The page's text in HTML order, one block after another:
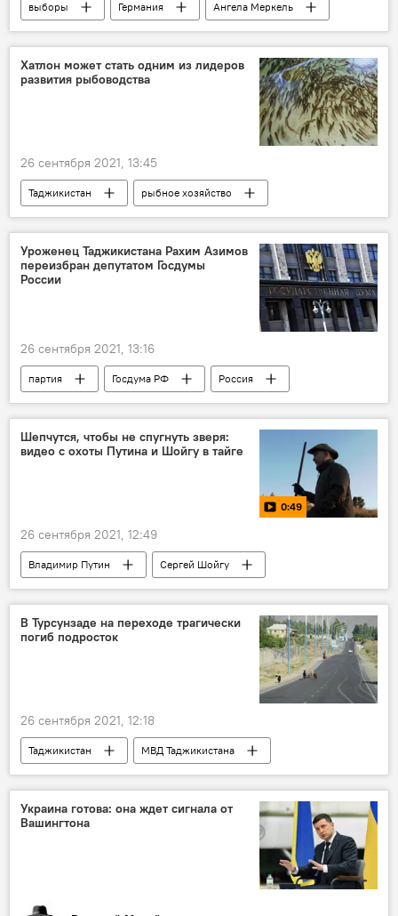
выборы Германия
Ангела Меркель
ФРГ
Хатлон может стать одним из лидеров
развития рыбоводства
26 сентября 2021, 13:45
Таджикистан
рыбное хозяйство
Новости Куляба и Хатлонской области
Уроженец Таджикистана Рахим Азимов
переизбран депутатом Госдумы
России
26 сентября 2021, 13:16
партия Госдума РФ
Россия
Истории успешных таджиков
Шепчутся, чтобы не спугнуть зверя:
видео с охоты Путина и Шойгу в тайге
0:49
26 сентября 2021, 12:49
Владимир Путин
Сергей Шойгу
Сибирь
Видео Россия
В Турсунзаде на переходе трагически
погиб подросток
26 сентября 2021, 12:18
Таджикистан
МВД Таджикистана
Турсунзаде
ДТП и аварии
Украина готова: она ждет сигнала от
Вашингтона